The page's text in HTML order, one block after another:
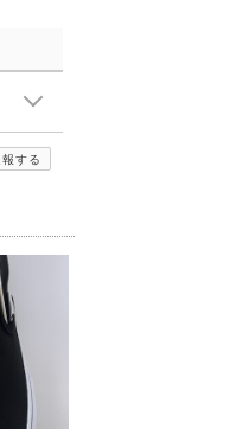
報する